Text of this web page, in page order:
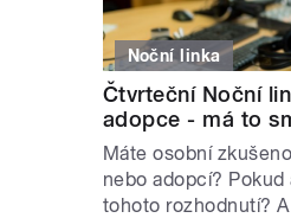
Noční linka
Čtvrteční Noční
adopce - má to
Máte osobní
nebo adopcí?
tohoto rozhodnutí?